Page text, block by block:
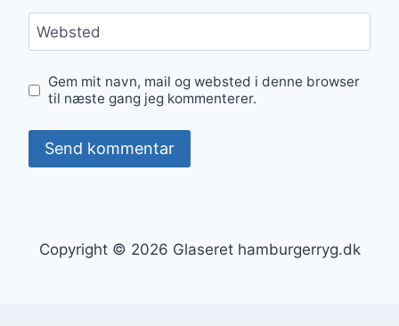
Websted
Gem mit navn, mail og websted i denne browser
til næste gang jeg kommenterer.
Copyright © 2026 Glaseret hamburgerryg.dk